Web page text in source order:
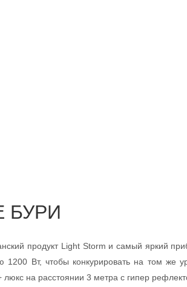
БУРИ
продукт Light Storm и самый яркий
1200 Вт, чтобы конкурировать на том же
на расстоянии 3 метра с гипер